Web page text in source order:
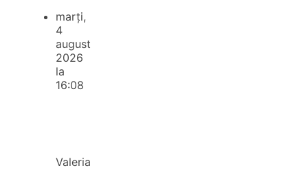
marți,
4
august
2026
la
16:08
Valeria